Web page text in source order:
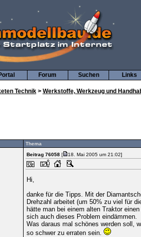
Links
Suchen
Forum
Technik> Werkstoffe, Werkzeug und
Thema
Beitrag 76058[ 18. Mai 2005 um 21:02]
Hi,
danke für die Tipps. Mit der
Drehzahl arbeitet (um 50% zu viel für
hätte man bei einem alten Traktor
sich auch dieses Problem eindämmen.
Was daraus mal schönes werden soll,
so schwer zu erraten sein.